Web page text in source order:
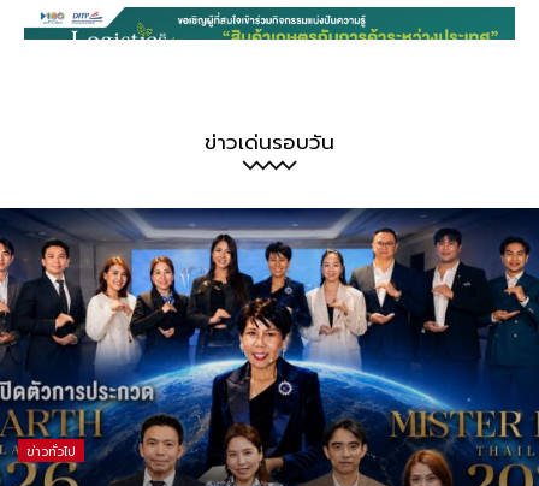
ข่าวเด่นรอบวัน
ข่าวทั่วไป